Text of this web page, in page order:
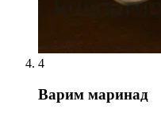
4
Варим маринад